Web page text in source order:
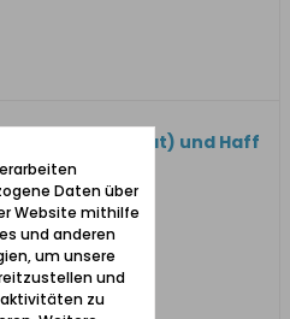
und Nogat) und Haff
Haff
Daten über
Website mithilfe
und anderen
um unsere
und
zu